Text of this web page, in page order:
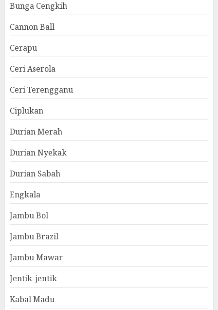
Bunga Cengkih
Cannon Ball
Cerapu
Ceri Aserola
Ceri Terengganu
Ciplukan
Durian Merah
Durian Nyekak
Durian Sabah
Engkala
Jambu Bol
Jambu Brazil
Jambu Mawar
Jentik-jentik
Kabal Madu